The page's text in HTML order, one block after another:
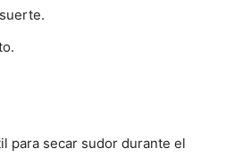
para secar sudor durante el